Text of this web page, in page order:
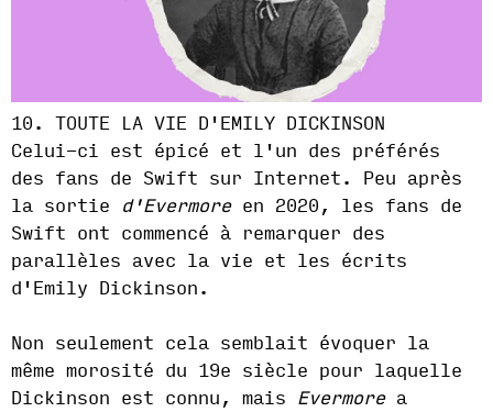
10. TOUTE LA VIE D'EMILY DICKINSON
Celui-ci est épicé et l'un des préférés
des fans de Swift sur Internet. Peu après
la sortie
d'Evermoreen 2020, les fans de
Swift ont commencé à remarquer des
parallèles avec la vie et les écrits
d'Emily Dickinson.
Non seulement cela semblait évoquer la
même morosité du 19e siècle pour laquelle
Dickinson est connu, mais Evermorea